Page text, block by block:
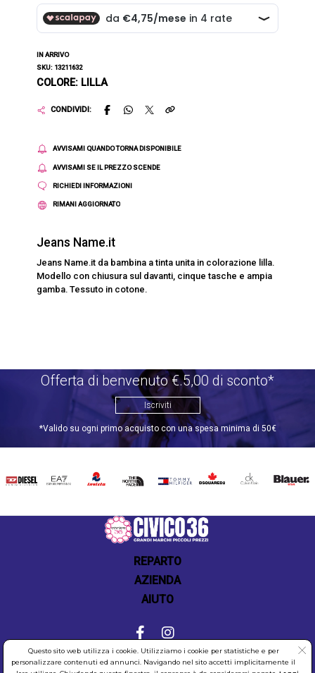
IN ARRIVO
SKU: 13211632
COLORE: LILLA
CONDIVIDI:
AVVISAMI QUANDO TORNA DISPONIBILE
AVVISAMI SE IL PREZZO SCENDE
RICHIEDI INFORMAZIONI
RIMANI AGGIORNATO
Jeans Name.it
Jeans Name.it da bambina a tinta unita in colorazione lilla.
Modello con chiusura sul davanti, cinque tasche e ampia
gamba. Tessuto in cotone.
Offerta di benvenuto €.5,00 di sconto*
Iscriviti
*Valido su ogni primo acquisto con una spesa minima di 50€
DIESEL EA7 INVICTATHE
TOMMY
DSQUARED2
CALVIN BLAUER
REPARTO
AZIENDA
AIUTO
COOKIES SICUREZZA PRIVACY
Questo sito web utilizza i cookie. Utilizziamo i cookie per statistiche e per
personalizzare contenuti ed annunci. Navigando nel sito accetti implicitamente il